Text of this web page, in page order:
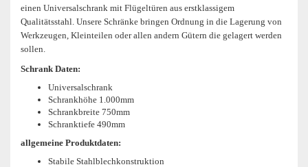
einen Universalschrank mit Flügeltüren aus erstklassigem
Qualitätsstahl. Unsere Schränke bringen Ordnung in die Lagerung von
Werkzeugen, Kleinteilen oder allen andern Gütern die gelagert werden
sollen.
Schrank Daten:
Universalschrank
Schrankhöhe 1.000mm
Schrankbreite 750mm
Schranktiefe 490mm
allgemeine Produktdaten:
Stabile Stahlblechkonstruktion